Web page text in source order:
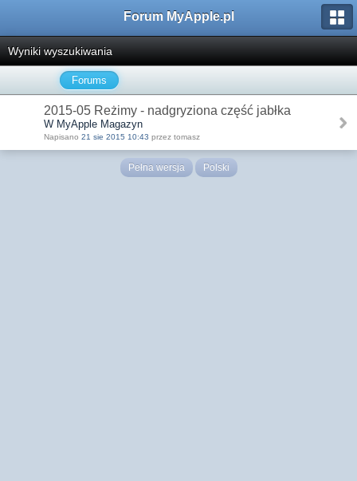
Forum MyApple.pl
Wyniki wyszukiwania
Forums
2015-05 Reżimy - nadgryziona część jabłka
W MyApple Magazyn
Napisano 21 sie 2015 10:43 przez tomasz
Pełna wersja Polski